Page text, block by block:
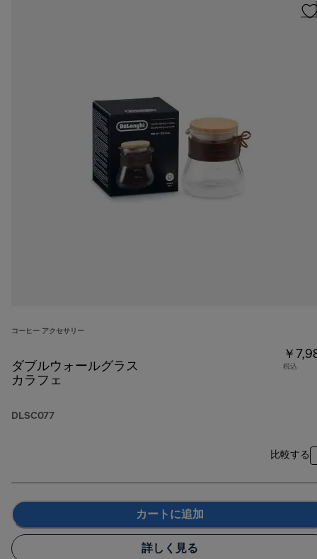
コーヒー アクセサリー
ダブルウォールグラス
カラフェ
DLSC077
￥
税込
比較する
カートに追加
詳しく見る